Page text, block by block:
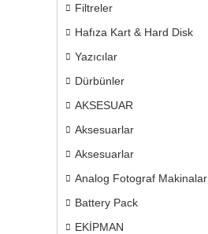
Filtreler
Hafıza Kart & Hard Disk
Yazıcılar
Dürbünler
AKSESUAR
Aksesuarlar
Aksesuarlar
Analog Fotograf Makinalar
Battery Pack
EKİPMAN